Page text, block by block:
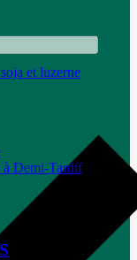
et luzerne
à Demi-Tardif